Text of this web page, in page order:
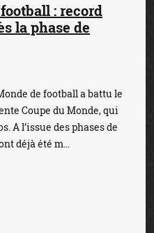
: record
la phase de
de football a battu le
Coupe du Monde, qui
A l’issue des phases de
déjà été m...